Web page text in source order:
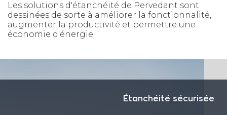
Les solutions d'étanchéité de Pervedant sont
dessinées de sorte à améliorer la fonctionnalité,
augmenter la productivité et permettre une
économie d'énergie.
Étanchéité sécurisée